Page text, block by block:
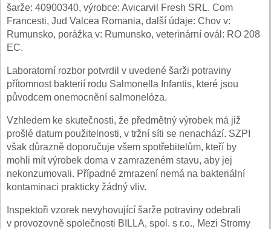
šarže: 40900340, výrobce: Avicarvil Fresh SRL. Com
Francesti, Jud Valcea Romania, další údaje: Chov v:
Rumunsko, porážka v: Rumunsko, veterinární ovál: RO 208
EC.
Laboratorní rozbor potvrdil v uvedené šarži potraviny
přítomnost bakterií rodu Salmonella Infantis, které jsou
původcem onemocnění salmonelóza.
Vzhledem ke skutečnosti, že předmětný výrobek má již
prošlé datum použitelnosti, v tržní síti se nenachází. SZPI
však důrazně doporučuje všem spotřebitelům, kteří by
mohli mít výrobek doma v zamrazeném stavu, aby jej
nekonzumovali. Případné zmrazení nemá na bakteriální
kontaminaci prakticky žádný vliv.
Inspektoři vzorek nevyhovující šarže potraviny odebrali
v provozovně společnosti BILLA, spol. s r.o., Mezi Stromy